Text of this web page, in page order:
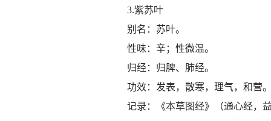
3.紫苏叶
别名：苏叶。
性味：辛；性微温。
归经：归脾、肺经。
功效：发表，散寒，理气，和营
记录：《本草图经》（通心经，